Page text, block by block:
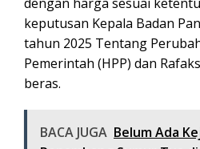
keputusan Kepala Badan
tahun 2025 Tentang
Pemerintah (HPP) dan
beras.
BACA JUGA Belum Ada